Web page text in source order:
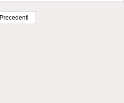
Precedenti